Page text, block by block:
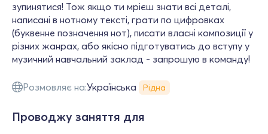
зупинятися! Тож якщо ти мрієш знати всі деталі,
написані в нотному тексті, грати по цифровках
(буквенне позначення нот), писати власні композиції у
різних жанрах, або якісно підготуватись до вступу у
музичний навчальний заклад - запрошую в команду!
Розмовляє на:Українська Рідна
Проводжу заняття для